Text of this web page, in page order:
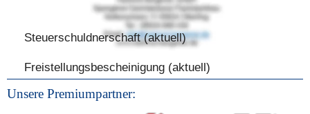
Ihnen gerne mit Rat und Tat zur Seite.
Steuerschuldnerschaft (aktuell)
Freistellungsbescheinigung (aktuell)
Unsere Premiumpartner: